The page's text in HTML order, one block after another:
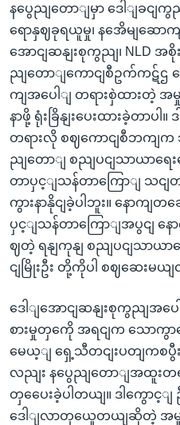
နပွေညျတောျမှာ ဒေါျခငျကွ
ရောနှဈခုရယူမှု၊ နအေိမျဆော
အောငျဆနျးစုကွညျ၊ NLD အ
ညျတောျကောငျစီဥက်ကဋ်ဌ ဒ
ကျအပေါျ တရားစှဲထားတဲ့ အ
နာဖို့ ရုံးခြိနျးပေးထားခဲ့တာပ
တရားလို စဈကောငျစီဘကျ
ညျတောျ စညျပငျသာယာရေ
တာပှင့ျသန်တာကြောျ သငျ
ကွားနာနိုငျခဲ့ပါဘူး။ နောကျတခ
ပှင့ျသန်တာကြောျအပွငျ န
ဈတဲ့ ရနျကုနျ စညျပငျသာယ
ငျမြိုးဦး တို့ကိုပါ စဈဆေးမယ
ဒေါျအောငျဆနျးစုကွညျ
စားမှုတှကေို အရငျက သောကွာန
မေယ့ျ ရှေ့သီတငျးပတျကစပွီး
လညျး နပွေညျတောျအထူးတရ
တှပေေးခဲ့ပါတယျ။ ဒါကွောင့
ဒေါျလာတှယေူတယျဆိုတဲ့ အမှု